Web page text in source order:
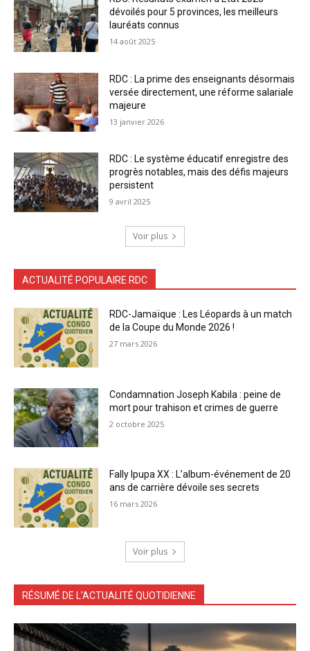
dévoilés pour 5 provinces, les meilleurs
lauréats connus
14 août 2025
RDC : La prime des enseignants désormais
versée directement, une réforme salariale
majeure
13 janvier 2026
RDC : Le système éducatif enregistre des
progrès notables, mais des défis majeurs
persistent
9 avril 2025
Voir plus
ACTUALITÉ POPULAIRE RDC
RDC-Jamaïque : Les Léopards à un match
de la Coupe du Monde 2026 !
27 mars 2026
Condamnation Joseph Kabila : peine de
mort pour trahison et crimes de guerre
2 octobre 2025
Fally Ipupa XX : L’album-événement de 20
ans de carrière dévoile ses secrets
16 mars 2026
Voir plus
RÉSUMÉ DE L'ACTUALITÉ QUOTIDIENNE